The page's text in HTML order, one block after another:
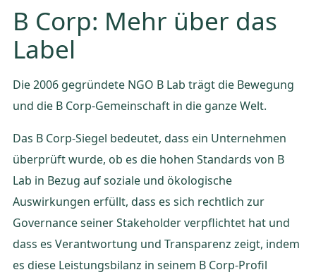
B Corp: Mehr über das
Label
Die 2006 gegründete NGO B Lab trägt die Bewegung
und die B Corp-Gemeinschaft in die ganze Welt.
Das B Corp-Siegel bedeutet, dass ein Unternehmen
überprüft wurde, ob es die hohen Standards von B
Lab in Bezug auf soziale und ökologische
Auswirkungen erfüllt, dass es sich rechtlich zur
Governance seiner Stakeholder verpflichtet hat und
dass es Verantwortung und Transparenz zeigt, indem
es diese Leistungsbilanz in seinem B Corp-Profil